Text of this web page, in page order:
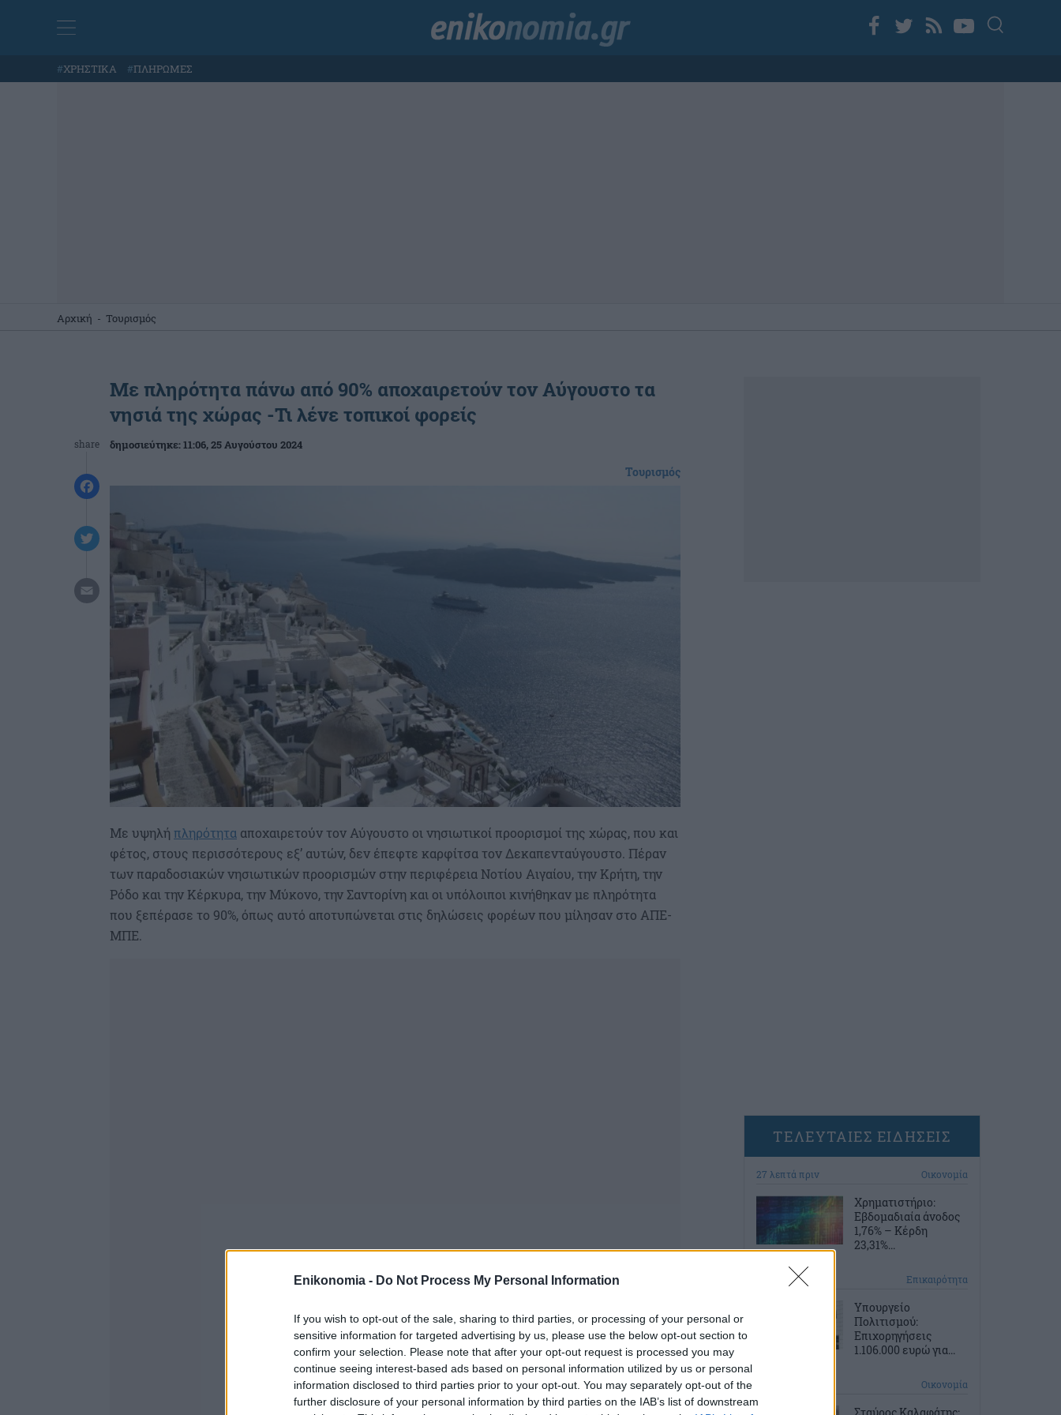
Enikonomia - Do Not Process My Personal Information
If you wish to opt-out of the sale, sharing to third parties, or processing of your personal or
sensitive information for targeted advertising by us, please use the below opt-out section to
confirm your selection. Please note that after your opt-out request is processed you may
continue seeing interest-based ads based on personal information utilized by us or personal
information disclosed to third parties prior to your opt-out. You may separately opt-out of the
further disclosure of your personal information by third parties on the IAB’s list of downstream
#ΧΡΗΣΤΙΚΑ #ΠΛΗΡΩΜΕΣ
Αρχική - Τουρισμός
share
Με πληρότητα πάνω από 90% αποχαιρετούν τον Αύγουστο τα
νησιά της χώρας -Τι λένε τοπικοί φορείς
δημοσιεύτηκε:11:06, 25 Αυγούστου 2024
Τουρισμός
Mε υψηλή πληρότητα αποχαιρετούν τον Αύγουστο οι νησιωτικοί προορισμοί της χώρας, που και
φέτος, στους περισσότερους εξ’ αυτών, δεν έπεφτε καρφίτσα τον Δεκαπενταύγουστο. Πέραν
των παραδοσιακών νησιωτικών προορισμών στην περιφέρεια Νοτίου Αιγαίου, την Κρήτη, την
Ρόδο και την Κέρκυρα, την Μύκονο, την Σαντορίνη και οι υπόλοιποι κινήθηκαν με πληρότητα
που ξεπέρασε το 90%, όπως αυτό αποτυπώνεται στις δηλώσεις φορέων που μίλησαν στο ΑΠΕ-
ΜΠΕ.
ΤΕΛΕΥΤΑΙΕΣ ΕΙΔΗΣΕΙΣ
27 λεπτά πριν Οικονομία
Χρηματιστήριο:
Εβδομαδιαία άνοδος
1,76% – Κέρδη
23,31%...
1 ώρα πριν Επικαιρότητα
Υπουργείο
Πολιτισμού:
Επιχορηγήσεις
1.106.000 ευρώ για...
Οικονομία